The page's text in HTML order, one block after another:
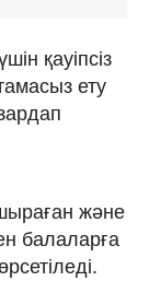
қауіпсіз
ету
және
балаларға